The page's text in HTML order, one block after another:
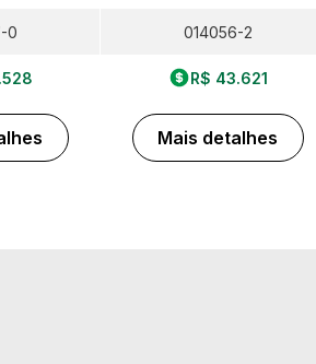
0 014056-2
R$ 43.621
Mais detalhes